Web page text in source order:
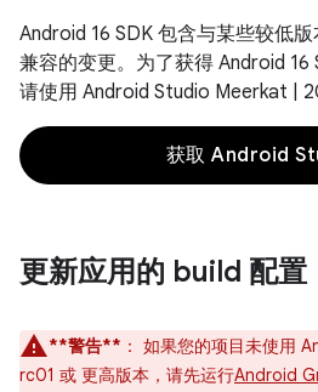
Android 16 SDK 包含与某些较低
兼容的变更。为了获得 Android 16
请使用 Android Studio Meerkat |
获取 Android
更新应用的 build 配置
**警告** ： 如果您的项目未使用
rc01 或 更高版本，请先运行Android